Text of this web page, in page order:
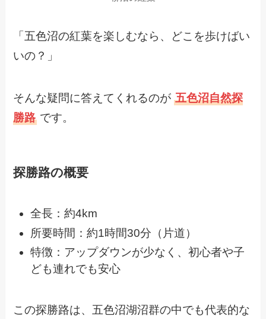
「五色沼の紅葉を楽しむなら、どこを歩けばい
いの？」
そんな疑問に答えてくれるのが五色沼自然探
勝路 です。
探勝路の概要
全長：約4km
所要時間：約1時間30分（片道）
特徴：アップダウンが少なく、初心者や子
ども連れでも安心
この探勝路は、五色沼湖沼群の中でも代表的な